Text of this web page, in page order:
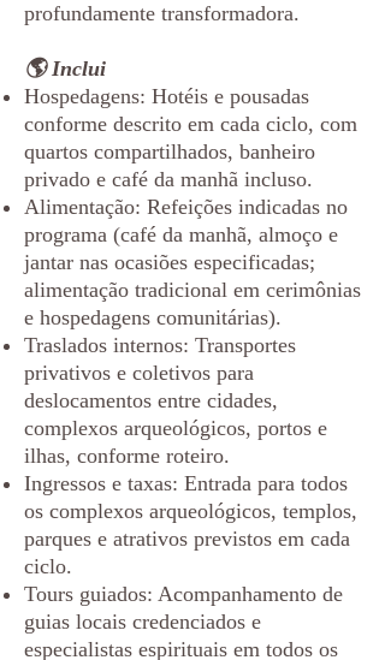
profundamente transformadora.
🌎 Inclui
Hospedagens: Hotéis e pousadas
conforme descrito em cada ciclo, com
quartos compartilhados, banheiro
privado e café da manhã incluso.
Alimentação: Refeições indicadas no
programa (café da manhã, almoço e
jantar nas ocasiões especificadas;
alimentação tradicional em cerimônias
e hospedagens comunitárias).
Traslados internos: Transportes
privativos e coletivos para
deslocamentos entre cidades,
complexos arqueológicos, portos e
ilhas, conforme roteiro.
Ingressos e taxas: Entrada para todos
os complexos arqueológicos, templos,
parques e atrativos previstos em cada
ciclo.
Tours guiados: Acompanhamento de
guias locais credenciados e
especialistas espirituais em todos os